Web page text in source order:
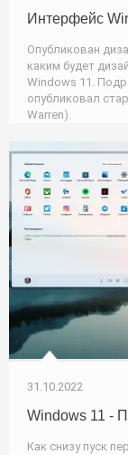
Интерфейс
Опубликован
каким будет
Windows 11.
опубликовал
Warren).
31.10.2022
Windows 11 -
Как снизу пуск